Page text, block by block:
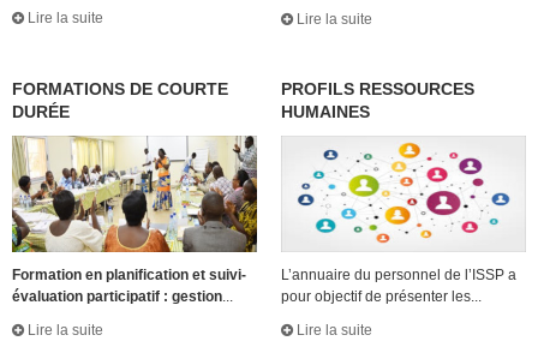
Lire la suite
Lire la suite
FORMATIONS DE COURTE
DURÉE
Formation en planification et suivi-
évaluation participatif : gestion...
Lire la suite
PROFILS RESSOURCES
HUMAINES
L’annuaire du personnel de l’ISSP a
pour objectif de présenter les...
Lire la suite